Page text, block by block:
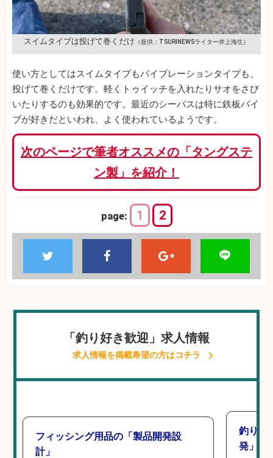
スイムタイプは投げて巻くだけ （提供：TSURINEWSライター井上海生）
使い方としてはスイムタイプもバイブレーションタイプも、
投げて巻くだけです。軽くトゥイッチを入れたりサオをさび
いたりするのも効果的です。最近のシーバスは特に鉄板バイ
ブが好きだといわれ、よく使われているようです。
次のページで筆者オススメの「タングステ
ン製」を紹介！
page: 1 2
「釣り好き歓迎」求人情報
求人情報を掲載希望の方はコチラ
フィッシング用品の「製品開発設
計」
釣り好
発」/